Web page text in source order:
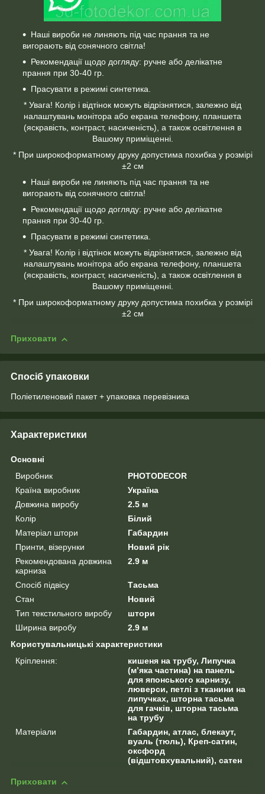
Наші вироби не линяють під час прання та не
вигорають від сонячного світла!
Рекомендації щодо догляду: ручне або делікатне
прання при 30-40 гр.
Прасувати в режимі синтетика.
* Увага! Колір і відтінок можуть відрізнятися, залежно від
налаштувань монітора або екрана телефону, планшета
(яскравість, контраст, насиченість), а також освітлення в
Вашому приміщенні.
* При широкоформатному друку допустима похибка у розмірі
±2 см
Наші вироби не линяють під час прання та не
вигорають від сонячного світла!
Рекомендації щодо догляду: ручне або делікатне
прання при 30-40 гр.
Прасувати в режимі синтетика.
* Увага! Колір і відтінок можуть відрізнятися, залежно від
налаштувань монітора або екрана телефону, планшета
(яскравість, контраст, насиченість), а також освітлення в
Вашому приміщенні.
* При широкоформатному друку допустима похибка у розмірі
±2 см
Приховати
Спосіб упаковки
Поліетиленовий пакет + упаковка перевізника
Характеристики
Основні
Виробник
PHOTODECOR
Країна виробник
Україна
Довжина виробу
2.5 м
Колір
Білий
Матеріал штори
Габардин
Принти, візерунки
Новий рік
Рекомендована довжина
карниза
2.9 м
Спосіб підвісу
Тасьма
Стан
Новий
Тип текстильного виробу
штори
Ширина виробу
2.9 м
Користувальницькі характеристики
Кріплення:
кишеня на трубу, Липучка
(м’яка частина) на панель
для японського карнизу,
люверси, петлі з тканини на
липучках, шторна тасьма
для гачків, шторна тасьма
на трубу
Матеріали
Габардин, атлас, блекаут,
вуаль (тюль), Креп-сатин,
оксфорд
(відштовхувальний), сатен
Приховати